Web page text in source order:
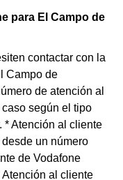
para El Campo de
contactar con la
Campo de
de atención al
según el tipo
* Atención al cliente
un número
de Vodafone
al cliente